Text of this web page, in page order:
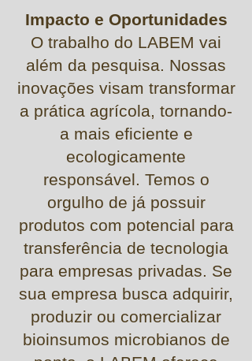
Impacto e Oportunidades
O trabalho do LABEM vai
além da pesquisa. Nossas
inovações visam transformar
a prática agrícola, tornando-
a mais eficiente e
ecologicamente
responsável. Temos o
orgulho de já possuir
produtos com potencial para
transferência de tecnologia
para empresas privadas. Se
sua empresa busca adquirir,
produzir ou comercializar
bioinsumos microbianos de